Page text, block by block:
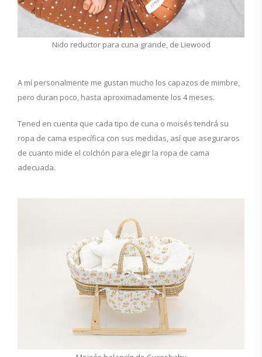
Nido reductor para cuna grande, de Liewood
A mí personalmente me gustan mucho los capazos de mimbre,
pero duran poco, hasta aproximadamente los 4 meses.
Tened en cuenta que cada tipo de cuna o moisés tendrá su
ropa de cama específica con sus medidas, así que aseguraros
de cuanto mide el colchón para elegir la ropa de cama
adecuada.